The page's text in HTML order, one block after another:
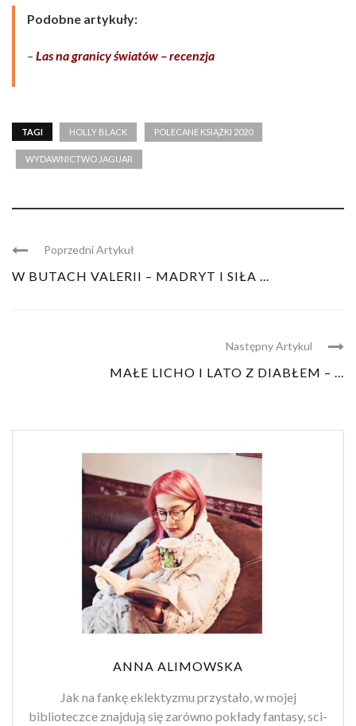
Podobne artykuły:
–Las na granicy światów – recenzja
TAGI HOLLY BLACK POLECANE KSIĄŻKI 2020
WYDAWNICTWO JAGUAR
Poprzedni Artykuł
W BUTACH VALERII – MADRYT I SIŁA ...
Następny Artykul
MAŁE LICHO I LATO Z DIABŁEM – ...
ANNA ALIMOWSKA
Jak na fankę eklektyzmu przystało, w mojej
biblioteczce znajdują się zarówno pokłady fantasy, sci-